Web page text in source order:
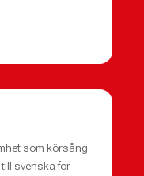
som körsång
svenska för